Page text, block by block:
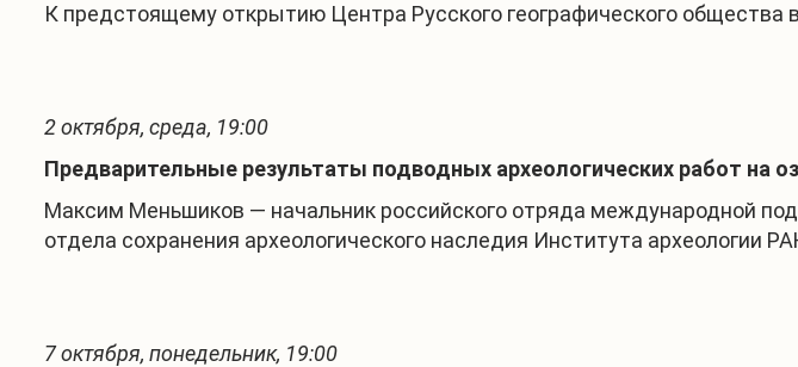
К предстоящему открытию Центра Русского географического общества
2 октября, среда, 19:00
Предварительные результаты подводных археологических работ на
Максим Меньшиков — начальник российского отряда международной
отдела сохранения археологического наследия Института археологии
7 октября, понедельник, 19:00